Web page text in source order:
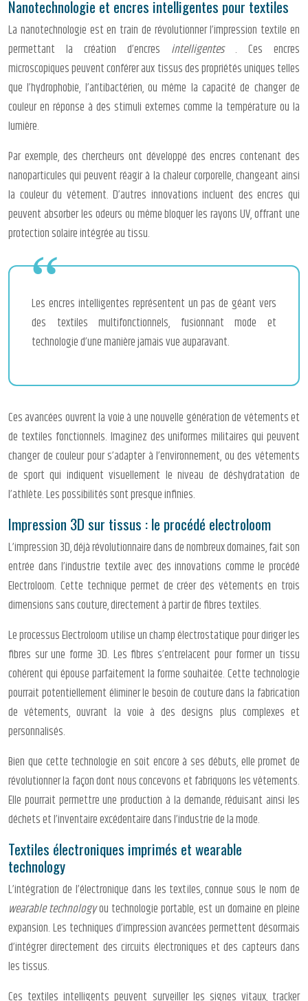
Nanotechnologie et encres intelligentes pour textiles
La nanotechnologie est en train de révolutionner l’impression textile en
permettant la création d’encres intelligentes . Ces encres
microscopiques peuvent conférer aux tissus des propriétés uniques telles
que l’hydrophobie, l’antibactérien, ou même la capacité de changer de
couleur en réponse à des stimuli externes comme la température ou la
lumière.
Par exemple, des chercheurs ont développé des encres contenant des
nanoparticules qui peuvent réagir à la chaleur corporelle, changeant ainsi
la couleur du vêtement. D’autres innovations incluent des encres qui
peuvent absorber les odeurs ou même bloquer les rayons UV, offrant une
protection solaire intégrée au tissu.
Les encres intelligentes représentent un pas de géant vers
des textiles multifonctionnels, fusionnant mode et
technologie d’une manière jamais vue auparavant.
Ces avancées ouvrent la voie à une nouvelle génération de vêtements et
de textiles fonctionnels. Imaginez des uniformes militaires qui peuvent
changer de couleur pour s’adapter à l’environnement, ou des vêtements
de sport qui indiquent visuellement le niveau de déshydratation de
l’athlète. Les possibilités sont presque infinies.
Impression 3D sur tissus : le procédé electroloom
L’impression 3D, déjà révolutionnaire dans de nombreux domaines, fait son
entrée dans l’industrie textile avec des innovations comme le procédé
Electroloom. Cette technique permet de créer des vêtements en trois
dimensions sans couture, directement à partir de fibres textiles.
Le processus Electroloom utilise un champ électrostatique pour diriger les
fibres sur une forme 3D. Les fibres s’entrelacent pour former un tissu
cohérent qui épouse parfaitement la forme souhaitée. Cette technologie
pourrait potentiellement éliminer le besoin de couture dans la fabrication
de vêtements, ouvrant la voie à des designs plus complexes et
personnalisés.
Bien que cette technologie en soit encore à ses débuts, elle promet de
révolutionner la façon dont nous concevons et fabriquons les vêtements.
Elle pourrait permettre une production à la demande, réduisant ainsi les
déchets et l’inventaire excédentaire dans l’industrie de la mode.
Textiles électroniques imprimés et wearable
technology
L’intégration de l’électronique dans les textiles, connue sous le nom de
wearable technologyou technologie portable, est un domaine en pleine
expansion. Les techniques d’impression avancées permettent désormais
d’intégrer directement des circuits électroniques et des capteurs dans
les tissus.
Ces textiles intelligents peuvent surveiller les signes vitaux, tracker